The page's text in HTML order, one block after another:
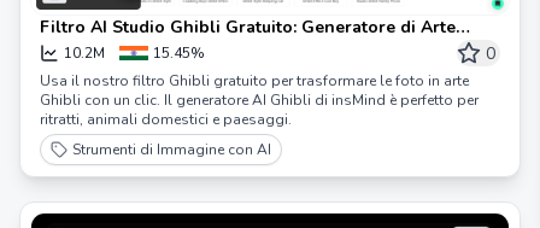
Filtro AI Studio Ghibli Gratuito: Generatore di Arte
Ghibli da Foto | insMind
10.2M 15.45% 0
Usa il nostro filtro Ghibli gratuito per trasformare le foto in arte
Ghibli con un clic. Il generatore AI Ghibli di insMind è perfetto per
ritratti, animali domestici e paesaggi.
Strumenti di Immagine con AI